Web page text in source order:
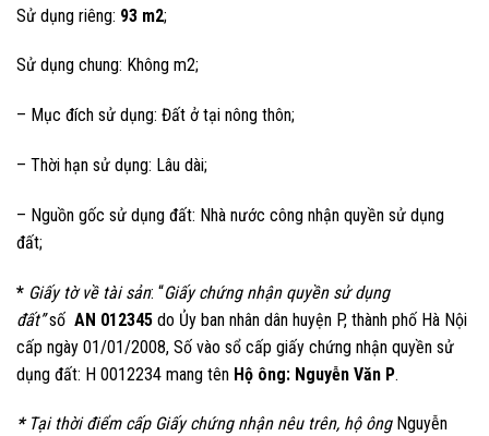
Sử dụng riêng: 93 m2;
Sử dụng chung: Không m2;
– Mục đích sử dụng: Đất ở tại nông thôn;
– Thời hạn sử dụng: Lâu dài;
– Nguồn gốc sử dụng đất: Nhà nước công nhận quyền sử dụng
đất;
* Giấy tờ về tài sản: “Giấy chứng nhận quyền sử dụng
đất”số AN 012345 do Ủy ban nhân dân huyện P, thành phố Hà Nội
cấp ngày 01/01/2008, Số vào sổ cấp giấy chứng nhận quyền sử
dụng đất: H 0012234 mang tên Hộ ông: Nguyễn Văn P.
* Tại thời điểm cấp Giấy chứng nhận nêu trên, hộ ông Nguyễn